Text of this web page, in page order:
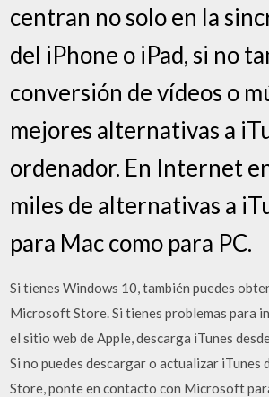
centran no solo en la
del iPhone o iPad, si no
conversión de vídeos o
mejores alternativas a
ordenador. En Internet
miles de alternativas a
para Mac como para PC.
Si tienes Windows 10, también puedes
Microsoft Store. Si tienes problemas para
el sitio web de Apple, descarga iTunes
Si no puedes descargar o actualizar
Store, ponte en contacto con Microsoft